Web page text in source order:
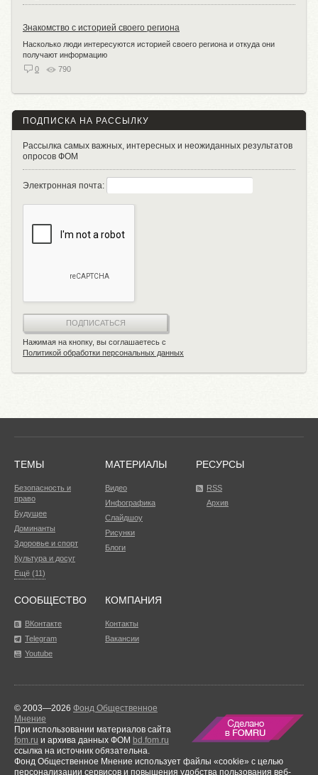
Знакомство с историей своего региона
Насколько люди интересуются историей своего региона и откуда они
получают информацию
0
790
ПОДПИСКА НА РАССЫЛКУ
Рассылка самых важных, интересных и неожиданных результатов
опросов ФОМ
Электронная почта:
ПОДПИСАТЬСЯ
Нажимая на кнопку, вы соглашаетесь с
Политикой обработки персональных данных
ТЕМЫ
Безопасность и
право
Будущее
Доминанты
Здоровье и спорт
Культура и досуг
Ещё (11)
МАТЕРИАЛЫ
Видео
Инфографика
Слайдшоу
Рисунки
Блоги
РЕСУРСЫ
RSS
Архив
СООБЩЕСТВО
ВКонтакте
Telegram
Youtube
КОМПАНИЯ
Контакты
Вакансии
© 2003—2026 Фонд Общественное
Мнение
При использовании материалов сайта
fom.ru и архива данных ФОМ bd.fom.ru
ссылка на источник обязательна.
Фонд Общественное Мнение использует файлы «cookie» с целью
персонализации сервисов и повышения удобства пользования веб-